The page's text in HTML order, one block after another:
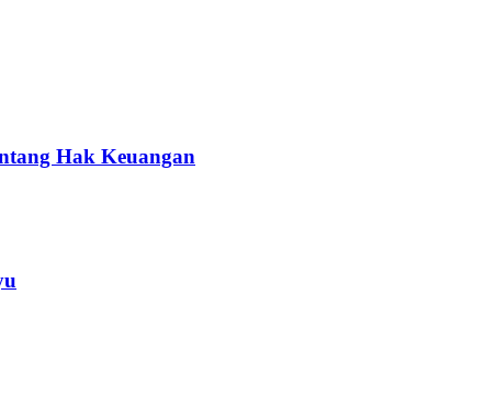
Hak Keuangan